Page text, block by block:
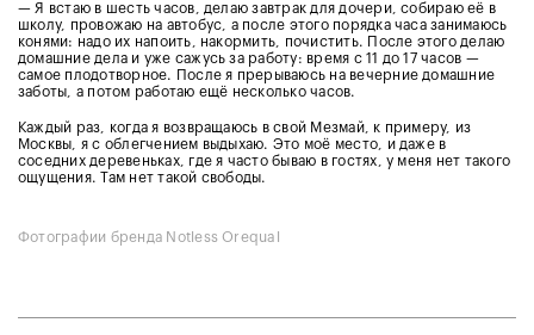
— Я встаю в шесть часов, делаю завтрак для дочери, собираю её в
школу, провожаю на автобус, а после этого порядка часа занимаюсь
конями: надо их напоить, накормить, почистить. После этого делаю
домашние дела и уже сажусь за работу: время с 11 до 17 часов —
самое плодотворное. После я прерываюсь на вечерние домашние
заботы, а потом работаю ещё несколько часов.
Каждый раз, когда я возвращаюсь в свой Мезмай, к примеру, из
Москвы, я с облегчением выдыхаю. Это моё место, и даже в
соседних деревеньках, где я часто бываю в гостях, у меня нет такого
ощущения. Там нет такой свободы.
Фотографии бренда Notless Orequal